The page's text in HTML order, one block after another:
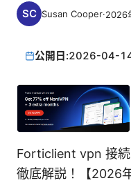
Susan Cooper·2026
公開日:2026-04-
Forticlient vpn 接
徹底解説！【2026